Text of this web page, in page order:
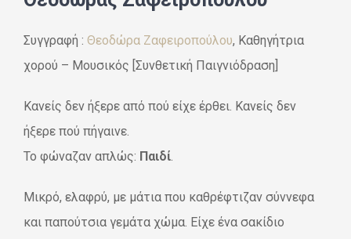
Συγγραφή : Θεοδώρα Ζαφειροπούλου, Καθηγήτρια
χορού – Μουσικός [Συνθετική Παιγνιόδραση]
Κανείς δεν ήξερε από πού είχε έρθει. Κανείς δεν
ήξερε πού πήγαινε.
Το φώναζαν απλώς: Παιδί.
Μικρό, ελαφρύ, με μάτια που καθρέφτιζαν σύννεφα
και παπούτσια γεμάτα χώμα. Είχε ένα σακίδιο